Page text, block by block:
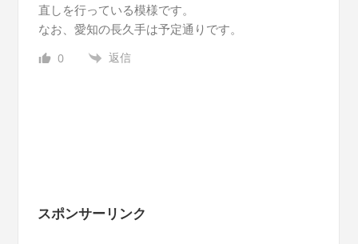
直しを行っている模様です。
なお、愛知の長久手は予定通りです。
0 返信
スポンサーリンク